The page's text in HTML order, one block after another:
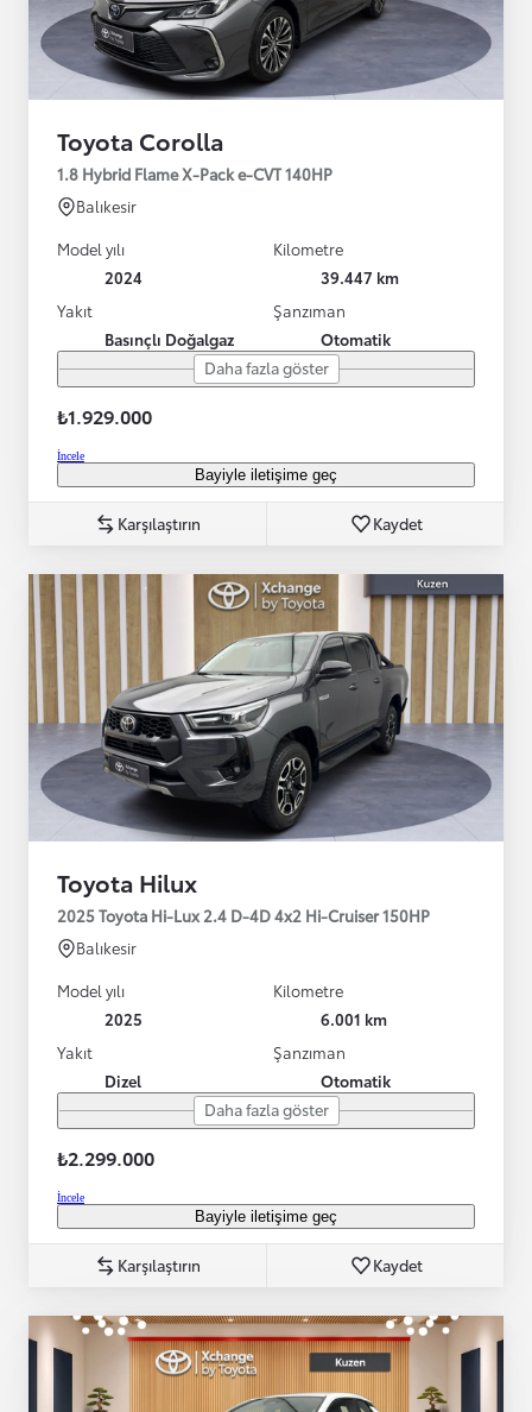
Toyota Corolla
1.8 Hybrid Flame X-Pack e-CVT 140HP
Balıkesir
Model yılı
2024
Kilometre
39.447 km
Yakıt
Basınçlı Doğalgaz
Şanzıman
Otomatik
Daha fazla göster
₺1.929.000
İncele
Bayiyle iletişime geç
Karşılaştırın Kaydet
Toyota Hilux
2025 Toyota Hi-Lux 2.4 D-4D 4x2 Hi-Cruiser 150HP
Balıkesir
Model yılı
2025
Kilometre
6.001 km
Yakıt
Dizel
Şanzıman
Otomatik
Daha fazla göster
₺2.299.000
İncele
Bayiyle iletişime geç
Karşılaştırın Kaydet